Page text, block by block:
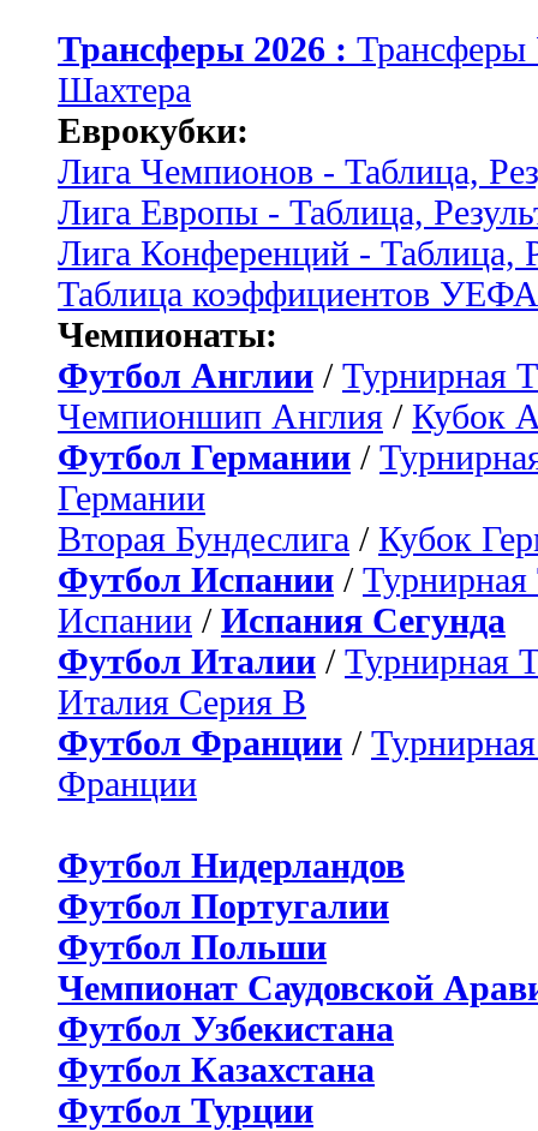
Трансферы 2026 :
Шахтера
Еврокубки:
Лига Чемпионов - Таблица,
Лига Европы - Таблица,
Лига Конференций - Таблица,
Таблица коэффициентов УЕФА
Чемпионаты:
Футбол Англии / Турнирная
Чемпионшип Англия / Кубок
Футбол Германии /
Германии
Вторая Бундеслига / Кубок
Футбол Испании / Турнирная
Испании / Испания Сегунда
Футбол Италии / Турнирная
Италия Серия B
Футбол Франции /
Франции
Футбол Нидерландов
Футбол Португалии
Футбол Польши
Чемпионат Саудовской
Футбол Узбекистана
Футбол Казахстана
Футбол Турции